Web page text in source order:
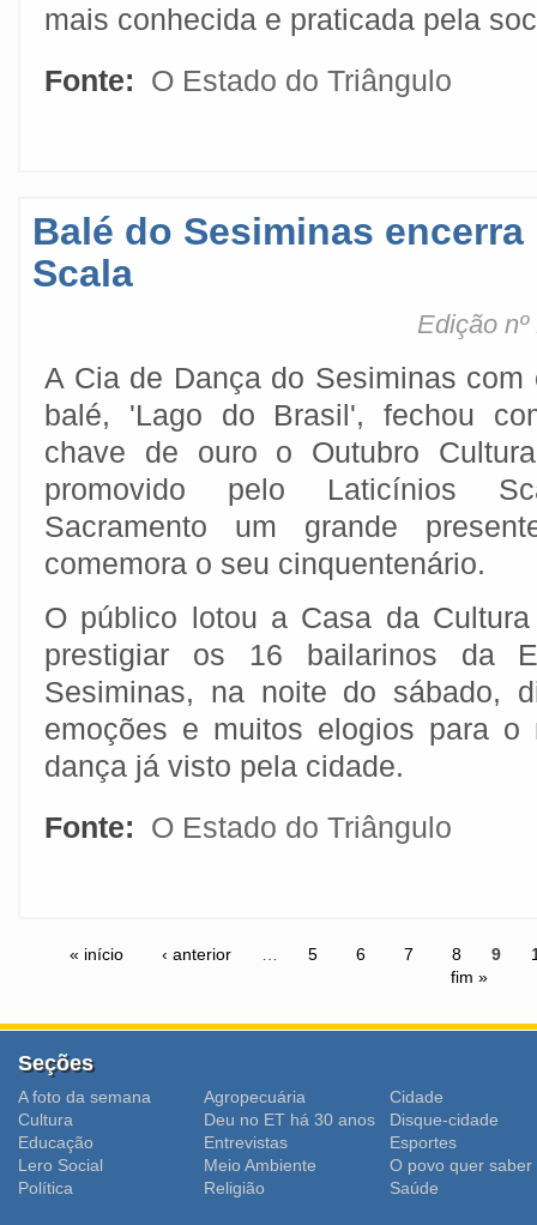
mais conhecida e praticada pela
Fonte:
O Estado do Triângulo
Balé do Sesiminas
Scala
Edição
A Cia de Dança do Sesiminas com
balé, 'Lago do Brasil', fechou
chave de ouro o Outubro
promovido pelo Laticínios
Sacramento um grande
comemora o seu cinquentenário.
O público lotou a Casa da
prestigiar os 16 bailarinos da
Sesiminas, na noite do sábado,
emoções e muitos elogios para o
dança já visto pela cidade.
Fonte:
O Estado do Triângulo
« início ‹ anterior 5 6 7 8 9
fim »
Seções
A foto da semana Agropecuária
Cidade
Cultura
Deu no ET há 30 anos
Disque-cidade
Educação
Entrevistas
Esportes
Lero Social
Meio Ambiente
O povo quer saber
Polí­tica
Religião Saúde